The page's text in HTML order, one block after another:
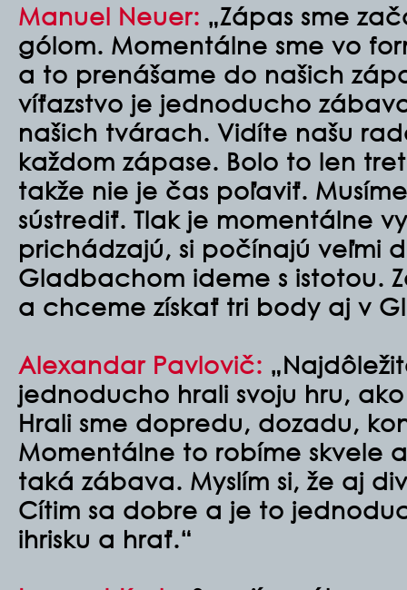
Manuel Neuer: „Zápas sme
gólom. Momentálne sme vo
a to prenášame do našich
víťazstvo je jednoducho
našich tvárach. Vidíte našu
každom zápase. Bolo to len
takže nie je čas poľaviť.
sústrediť. Tlak je momentálne
prichádzajú, si počínajú veľmi
Gladbachom ideme s istotou.
a chceme získať tri body aj v
Alexandar Pavlovič:
jednoducho hrali svoju hru,
Hrali sme dopredu, dozadu,
Momentálne to robíme skvele
taká zábava. Myslím si, že aj
Cítim sa dobre a je to
ihrisku a hrať.“